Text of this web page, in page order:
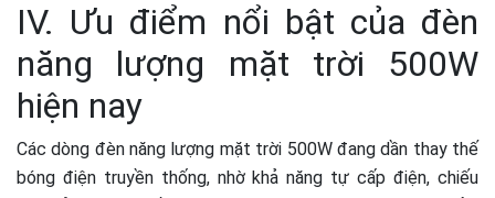
IV. Ưu điểm nổi bật của đèn
năng lượng mặt trời 500W
hiện nay
Các dòng đèn năng lượng mặt trời 500W đang dần thay thế
bóng điện truyền thống, nhờ khả năng tự cấp điện, chiếu